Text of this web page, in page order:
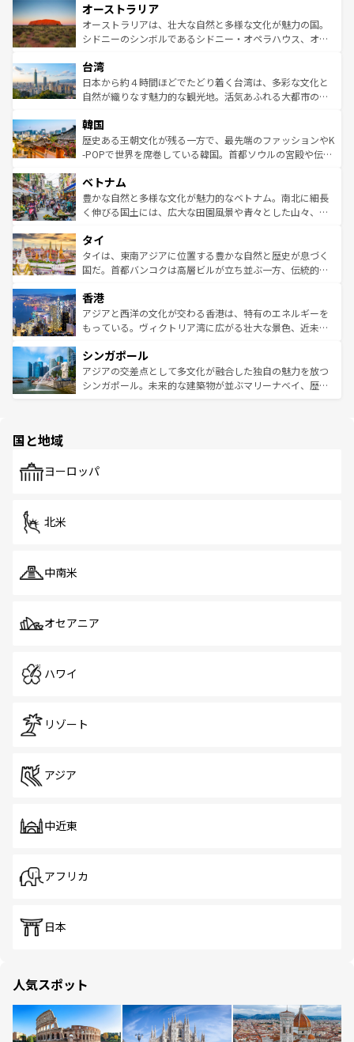
部のニューオーリンズでは、音楽と美食が融合した独特の
文化が魅力。旅行者はアメリカの各地域で異なる魅力を楽
しみながら、その多様性と豊かな歴史を感じることができ
ならではの贅沢な旅のスタイルだ。 なお、新着のアメリカ
情報はコンテンツ一覧を参照してほしい。
ワイ島は見逃せない。また、定番の観光地といえばオアフ
島だが、静かな自然を求めるならマウイ島やカウアイ島が
おすすめ。エメラルドグリーンに輝く海をはじめ、豊かな
れるおもてなしの心で訪れる人々を迎えてくれるハワイの
人々、おいしいローカルフードやハワイアンミュージッ
ク、伝統的なフラダンスなど、すべてがハワイの魅力を彩
ワイを、存分に味わってほしい。 なお、新着のハワイ情報
はコンテンツ一覧を参照してほしい。
オーストラリア
オーストラリアは、壮大な自然と多様な文化が魅力の国。
シドニーのシンボルであるシドニー・オペラハウス、オー
リアリーフや大陸中央部にそびえるウルル（エアーズロッ
ク）、タスマニアの美しい原生林やケアンズの熱帯雨林な
ど、見どころがたくさん。また、カフェやワイン、オージ
いる。アクティビティも充実しており、サーフィンやダイ
ビング、ハイキングなど、アウトドア好きにはたまらな
い。オーストラリアの多彩な魅力を存分に味わいつくそ
参照してほしい。
台湾
日本から約４時間ほどでたどり着く台湾は、多彩な文化と
自然が織りなす魅力的な観光地。活気あふれる大都市の台
ン）、静ひつな山岳地帯である台湾東部など、都市の喧騒
と山間の静けさが共存しており、訪れる人に新しい発見と
驚きをもたらしてくれる。また、奥深い台湾の食文化も魅
容にもいいと評判のスイーツなど、バラエティ豊かな料理
が味わえる。 なお、新着の台湾情報は コンテンツ一覧を参
照してほしい。
韓国
歴史ある王朝文化が残る一方で、最先端のファッションやK
-POPで世界を席巻している韓国。首都ソウルの宮殿や伝統
き、地方に足を延ばせば四季折々の自然美を楽しむことが
できる。そして、キムチや焼肉、絶品のストリートフード
まで、さまざまな韓国料理が待っている。夜には、韓国な
リティに包まれながら、韓国の多彩な魅力を心ゆくまで味
わってみてほしい。 なお、新着の韓国情報はコンテンツ一
覧を参照してほしい。
ベトナム
豊かな自然と多様な文化が魅力的なベトナム。南北に細長
く伸びる国土には、広大な田園風景や青々とした山々、世
急速な発展と共に伝統が息づく。ハノイの古い町並みやホ
ーチミン市のフランス統治時代の建物も、独特の雰囲気を
醸し出している。また、バラエティの豊かさとおいしさで
とつ。フォーやバインミー、ベトナムコーヒーなどは、ぜ
ひ現地で味わいたい。どの地域を訪れてもあたたかい人々
が旅行者を迎えてくれるので、きっと忘れられない旅にな
参照してほしい。
タイ
タイは、東南アジアに位置する豊かな自然と歴史が息づく
国だ。首都バンコクは高層ビルが立ち並ぶ一方、伝統的な
の活気が交差している。北部ではチェンマイなどの山岳地
帯で自然と触れ合い、南部ではプーケットやクラビの美し
いビーチでリゾート気分を楽しむことができる。タイ料理
激する。気候は一年中温暖で、どの季節にも異なる楽しみ
が待っている。親しみやすいタイの人々、仏教を中心とし
た文化、そして多様な観光資源が、訪れる旅人を魅了し続
香港
アジアと西洋の文化が交わる香港は、特有のエネルギーを
もっている。ヴィクトリア湾に広がる壮大な景色、近未来
み、どこを訪れても感動するはず。観光スポットが密集し
ており、効率よく見どころを回れるのも魅力。息をのむよ
うな絶景から文化的な体験まで、香港を存分に楽しみ尽く
シンガポール
アジアの交差点として多文化が融合した独自の魅力を放つ
シンガポール。未来的な建築物が並ぶマリーナベイ、歴史
で、ホーカーズは地元の風情を楽しめる外せないスポット
国と地域
ヨーロッパ
北米
中南米
オセアニア
ハワイ
リゾート
アジア
中近東
アフリカ
日本
人気スポット